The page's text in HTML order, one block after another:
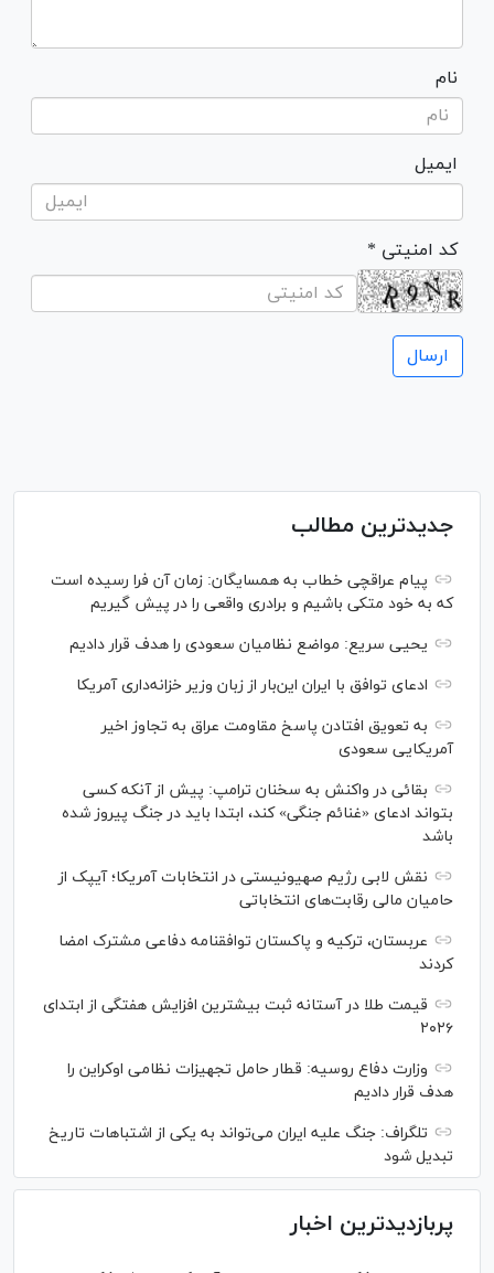
نام
ایمیل
* کد امنیتی
جدیدترین مطالب
پیام عراقچی خطاب به همسایگان: زمان آن فرا رسیده است
که به خود متکی باشیم و برادری واقعی را در پیش گیریم
یحیی سریع: مواضع نظامیان سعودی را هدف قرار دادیم
ادعای توافق با ایران این‌بار از زبان وزیر خزانه‌داری آمریکا
به تعویق افتادن پاسخ مقاومت عراق به تجاوز اخیر
آمریکایی سعودی
بقائی در واکنش به سخنان ترامپ: پیش از آنکه کسی
بتواند ادعای «غنائم جنگی» کند، ابتدا باید در جنگ پیروز شده
باشد
نقش لابی رژیم صهیونیستی در انتخابات آمریکا؛ آیپک از
حامیان مالی رقابت‌های انتخاباتی
عربستان، ترکیه و پاکستان توافقنامه دفاعی مشترک امضا
کردند
قیمت طلا در آستانه ثبت بیشترین افزایش هفتگی از ابتدای
۲۰۲۶
وزارت دفاع روسیه: قطار حامل تجهیزات نظامی اوکراین را
هدف قرار دادیم
تلگراف: جنگ علیه ایران می‌تواند به یکی از اشتباهات تاریخ
تبدیل شود
پربازدیدترین اخبار